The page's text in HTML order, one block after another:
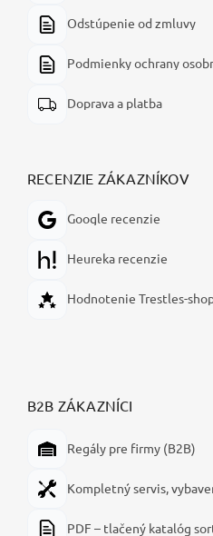
Odstúpenie od zmluvy
Podmienky ochrany
Doprava a platba
RECENZIE ZÁKAZNÍKOV
Google recenzie
Heureka recenzie
Hodnotenie Trestles-
B2B ZÁKAZNÍCI
Regály pre firmy (B2B)
Kompletný servis,
PDF – tlačený katalóg